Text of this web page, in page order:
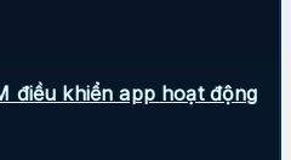
điều khiển app hoạt động